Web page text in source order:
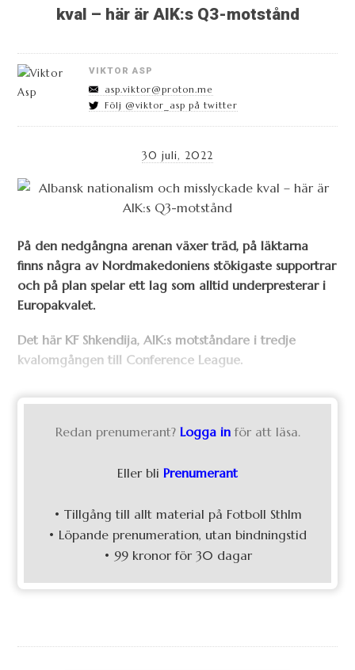
kval – här är AIK:s Q3-motstånd
VIKTOR ASP
asp.viktor@proton.me
Följ @viktor_asp på twitter
30 juli, 2022
På den nedgångna arenan växer träd, på läktarna
finns några av Nordmakedoniens stökigaste supportrar
och på plan spelar ett lag som alltid underpresterar i
Europakvalet.
Det här KF Shkendija, AIK:s motståndare i tredje
kvalomgången till Conference League.
Redan prenumerant? Logga in för att läsa.
Eller bli Prenumerant
• Tillgång till allt material på Fotboll Sthlm
• Löpande prenumeration, utan bindningstid
• 99 kronor för 30 dagar